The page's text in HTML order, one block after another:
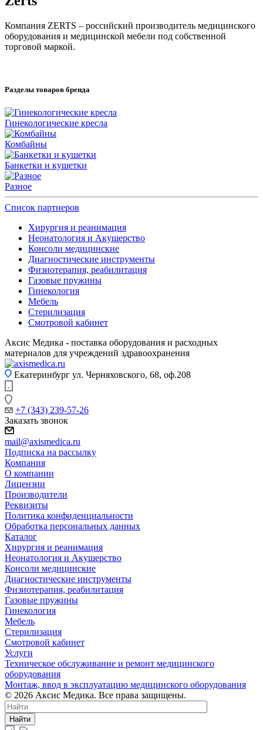
Компания ZERTS – российский производитель медицинского
оборудования и медицинской мебели под собственной
торговой маркой.
Разделы товаров бренда
Гинекологические кресла
Комбайны
Банкетки и кушетки
Разное
Список партнеров
Хирургия и реанимация
Неонатология и Акушерство
Консоли медицинские
Диагностические инструменты
Физиотерапия, реабилитация
Газовые пружины
Гинекология
Мебель
Стерилизация
Смотровой кабинет
Аксис Медика - поставка оборудования и расходных
материалов для учреждений здравоохранения
Екатеринбург ул. Черняховского, 68, оф.208
+7 (343) 239-57-26
Заказать звонок
mail@axismedica.ru
Подписка на рассылку
Компания
О компании
Лицензии
Производители
Реквизиты
Политика конфиденциальности
Обработка персональных данных
Каталог
Хирургия и реанимация
Неонатология и Акушерство
Консоли медицинские
Диагностические инструменты
Физиотерапия, реабилитация
Газовые пружины
Гинекология
Мебель
Стерилизация
Смотровой кабинет
Услуги
Техническое обслуживание и ремонт медицинского
оборудования
Монтаж, ввод в эксплуатацию медицинского оборудования
© 2026 Аксис Медика. Все права защищены.
Найти